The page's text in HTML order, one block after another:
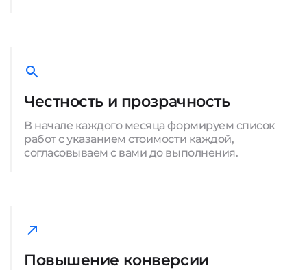
Честность и прозрачность
В начале каждого месяца формируем список
работ с указанием стоимости каждой,
согласовываем с вами до выполнения.
Повышение конверсии